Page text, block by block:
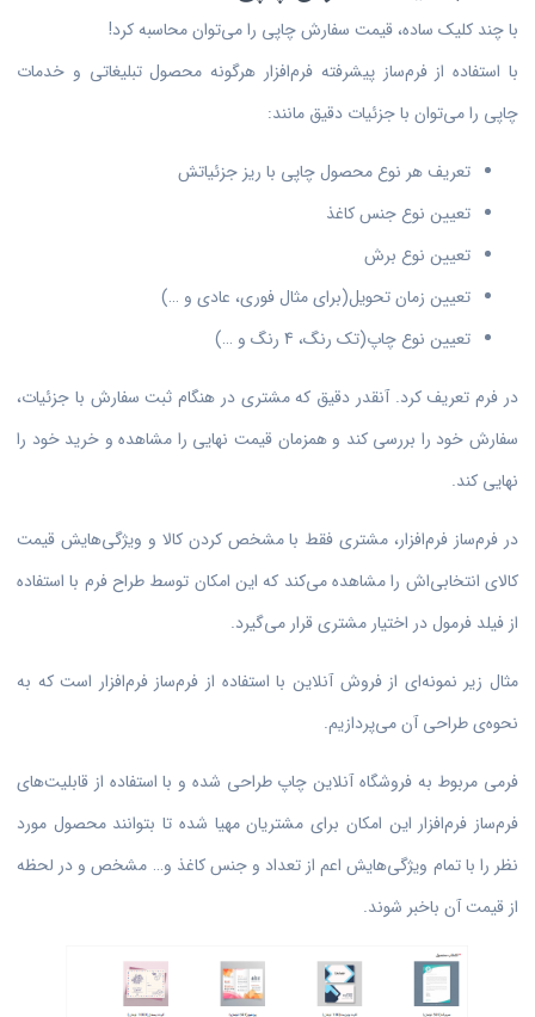
با چند کلیک ساده،‌ قیمت سفارش چاپی را می‌توان محاسبه کرد!
با استفاده از فرم‌ساز پیشرفته فرم‌افزار هرگونه محصول تبلیغاتی و خدمات
چاپی را می‌توان با جزئیات دقیق مانند:
تعریف هر نوع محصول چاپی با ریز جزئیاتش
تعیین نوع جنس کاغذ
تعیین نوع برش
تعیین زمان تحویل(برای مثال فوری، عادی و …)
تعیین نوع چاپ(تک رنگ، 4 رنگ و …)
در فرم تعریف کرد. آنقدر دقیق که مشتری در هنگام ثبت سفارش با جزئیات،
سفارش خود را بررسی کند و همزمان قیمت نهایی را مشاهده و خرید خود را
نهایی کند.
در فرم‌ساز فرم‌افزار، مشتری فقط با مشخص کردن کالا و ویژگی‌هایش قیمت
کالای انتخابی‌اش را مشاهده می‌کند که این امکان توسط طراح فرم با استفاده
از فیلد فرمول در اختیار مشتری قرار می‌گیرد.
مثال زیر نمونه‌ای از فروش آنلاین با استفاده از فرم‌ساز فرم‌افزار است که به
نحوه‌ی طراحی آن می‌پردازیم.
فرمی مربوط به فروشگاه آنلاین چاپ طراحی شده و با استفاده از قابلیت‌های
فرم‌ساز فرم‌افزار این امکان برای مشتریان مهیا شده تا بتوانند محصول مورد
نظر را با تمام ویژگی‌هایش اعم از تعداد و جنس کاغذ و… مشخص و در لحظه
از قیمت آن باخبر شوند.